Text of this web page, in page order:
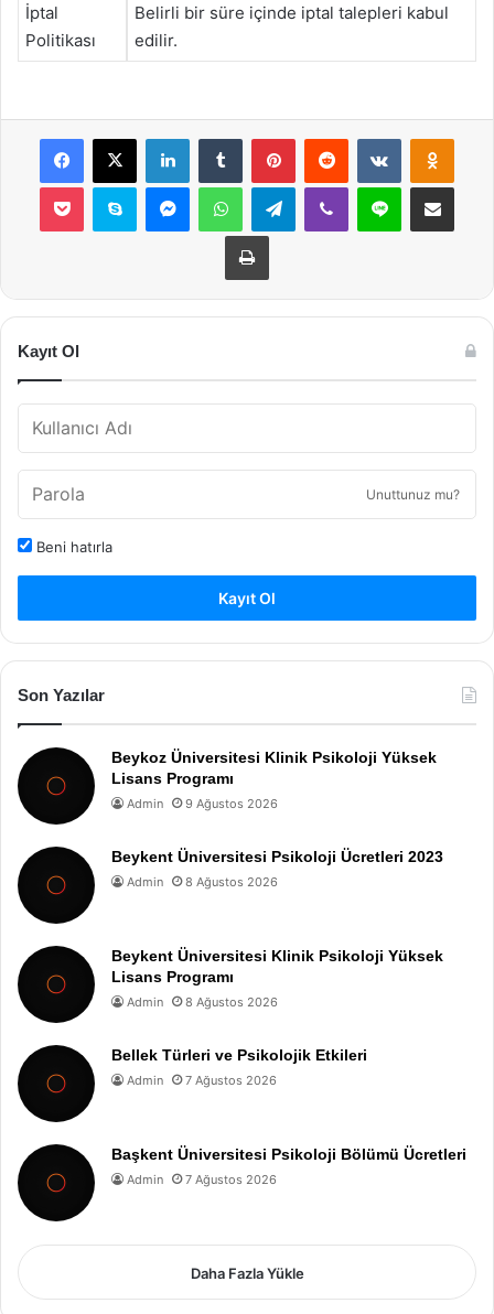
İptal
Politikası
Belirli bir süre içinde iptal talepleri kabul
edilir.
Facebook
X LinkedInTumblr PinterestReddit VKontakte
Pocket Skype MessengerWhatsAppTelegramViber Line E-Posta ile
Yazdır
Kayıt Ol
Unuttunuz mu?
Beni hatırla
Kayıt Ol
Son Yazılar
Beykoz Üniversitesi Klinik Psikoloji Yüksek
Lisans Programı
Admin 9 Ağustos 2026
Beykent Üniversitesi Psikoloji Ücretleri 2023
Admin 8 Ağustos 2026
Beykent Üniversitesi Klinik Psikoloji Yüksek
Lisans Programı
Admin 8 Ağustos 2026
Bellek Türleri ve Psikolojik Etkileri
Admin 7 Ağustos 2026
Başkent Üniversitesi Psikoloji Bölümü Ücretleri
Admin 7 Ağustos 2026
Daha Fazla Yükle